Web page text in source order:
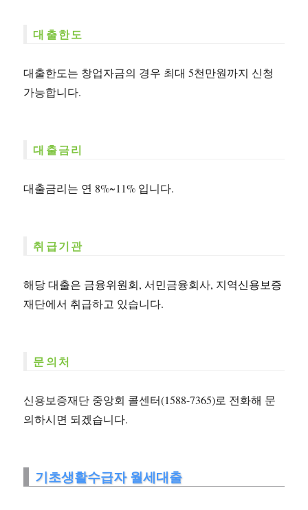
대출한도
대출한도는 창업자금의 경우 최대 5천만원까지 신청
가능합니다.
대출금리
대출금리는 연 8%~11% 입니다.
취급기관
해당 대출은 금융위원회, 서민금융회사, 지역신용보증
재단에서 취급하고 있습니다.
문의처
신용보증재단 중앙회 콜센터(1588-7365)로 전화해 문
의하시면 되겠습니다.
기초생활수급자 월세대출